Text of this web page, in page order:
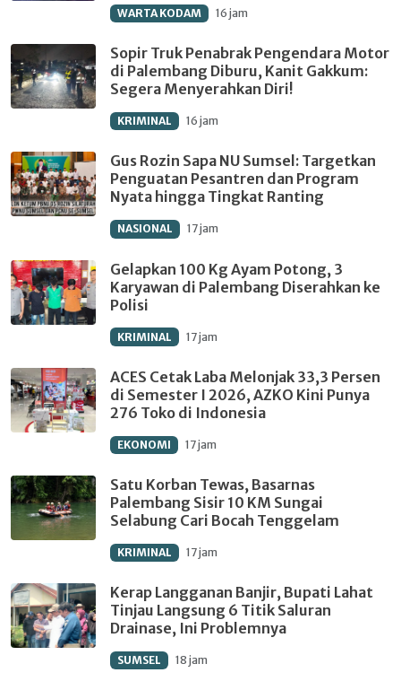
WARTA KODAM 16 jam
Sopir Truk Penabrak Pengendara Motor
di Palembang Diburu, Kanit Gakkum:
Segera Menyerahkan Diri!
KRIMINAL 16 jam
Gus Rozin Sapa NU Sumsel: Targetkan
Penguatan Pesantren dan Program
Nyata hingga Tingkat Ranting
NASIONAL 17 jam
Gelapkan 100 Kg Ayam Potong, 3
Karyawan di Palembang Diserahkan ke
Polisi
KRIMINAL 17 jam
ACES Cetak Laba Melonjak 33,3 Persen
di Semester I 2026, AZKO Kini Punya
276 Toko di Indonesia
EKONOMI 17 jam
Satu Korban Tewas, Basarnas
Palembang Sisir 10 KM Sungai
Selabung Cari Bocah Tenggelam
KRIMINAL 17 jam
Kerap Langganan Banjir, Bupati Lahat
Tinjau Langsung 6 Titik Saluran
Drainase, Ini Problemnya
SUMSEL 18 jam